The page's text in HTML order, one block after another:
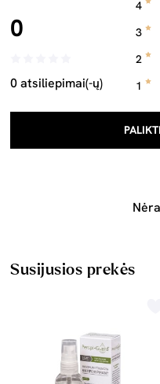
0
0 atsiliepimai(-ų)
4
3
2
1
Susijusios prekės